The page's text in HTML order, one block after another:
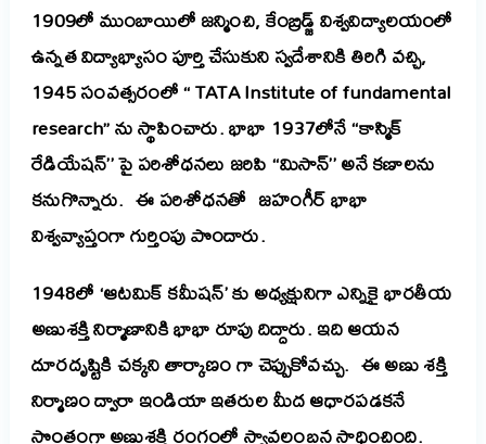
1909లో ముంబాయిలో జన్మించి, కేంబ్రిడ్జ్ విశ్వవిద్యాలయంలో
ఉన్నత విద్యాభ్యాసం పూర్తి చేసుకుని స్వదేశానికి తిరిగి వచ్చి,
1945 సంవత్సరంలో “ TATA Institute of fundamental
research” ను స్థాపించారు. భాభా 1937లోనే ‘‘కాస్మిక్
రేడియేషన్’’ పై పరిశోధనలు జరిపి ‘‘మిసాన్’’ అనే కణాలను
కనుగొన్నారు. ఈ పరిశోధనతో జహంగీర్ భాభా
విశ్వవ్యాప్తంగా గుర్తింపు పొందారు.
1948లో ‘ఆటమిక్ కమీషన్’ కు అధ్యక్షునిగా ఎన్నికై భారతీయ
అణుశక్తి నిర్మాణానికి భాభా రూపు దిద్దారు. ఇది ఆయన
దూరదృష్టికి చక్కని తార్కాణం గా చెప్పుకోవచ్చు. ఈ అణు శక్తి
నిర్మాణం ద్వారా ఇండియా ఇతరుల మీద ఆధారపడకనే
సొంతంగా అణుశక్తి రంగంలో స్వావలంబన సాధించింది.